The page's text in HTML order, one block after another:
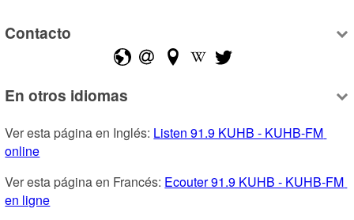
Contacto
En otros idiomas
Ver esta página en Inglés: Listen 91.9 KUHB - KUHB-FM
online
Ver esta página en Francés: Ecouter 91.9 KUHB - KUHB-FM
en ligne